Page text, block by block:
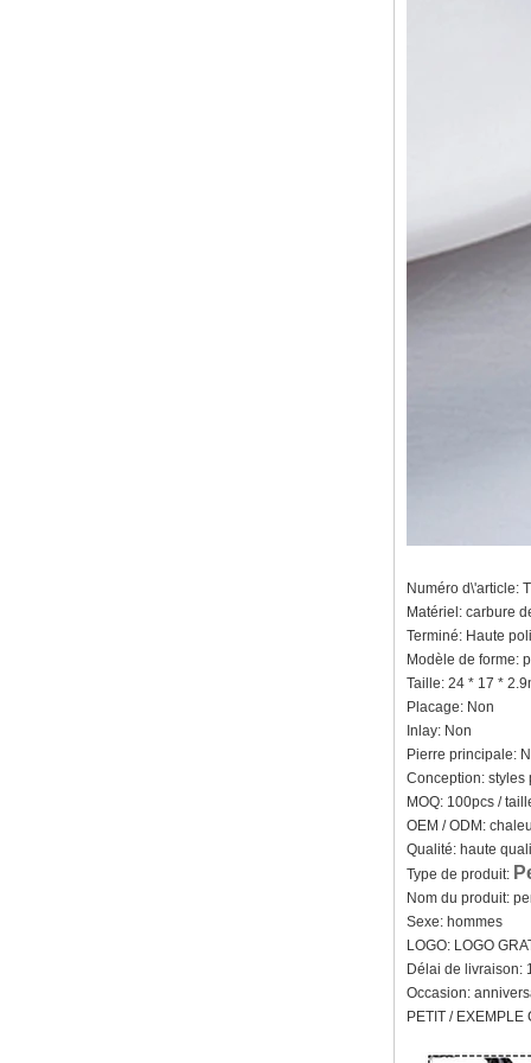
Numéro d\'article:
Matériel: carbure
Terminé: Haute
Modèle de forme:
Taille: 24 * 17 *
Placage: Non
Inlay: Non
Pierre principale:
Conception: styles
MOQ: 100pcs /
OEM / ODM:
Qualité: haute
Type de produit:
Nom du produit:
Sexe: hommes
LOGO: LOGO
Délai de livraison:
Occasion:
PETIT /